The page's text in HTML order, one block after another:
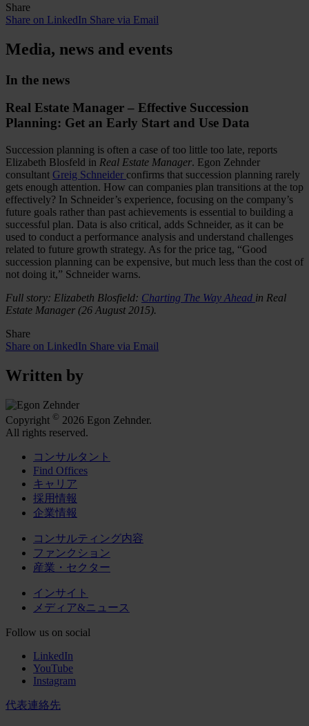
Share
Share on LinkedIn Share via Email
Media, news and events
In the news
Real Estate Manager – Effective Succession
Planning: Get an Early Start and Use Data
Succession planning is often a case of too little too late, reports
Elizabeth Blosfeld in Real Estate Manager. Egon Zehnder
consultant Greig Schneider confirms that succession planning rarely
gets enough attention. How can companies plan transitions at the top
effectively? In Schneider’s experience, focusing on the company’s
future goals rather than past achievements is essential to building a
successful plan. Data is also critical, adds Schneider, as it can be
used to conduct a performance analysis and understand challenges
related to future growth strategy. As for the price tag, “Good
succession planning can be expensive, but much less than the cost of
not doing it,” Schneider warns.
Full story: Elizabeth Blosfield: Charting The Way Ahead in Real
Estate Manager (26 August 2015).
Share
Share on LinkedIn Share via Email
Written by
Copyright © 2026 Egon Zehnder.
All rights reserved.
コンサルタント
Find Offices
キャリア
採用情報
企業情報
コンサルティング内容
ファンクション
産業・セクター
インサイト
メディア&ニュース
Follow us on social
LinkedIn
YouTube
Instagram
代表連絡先